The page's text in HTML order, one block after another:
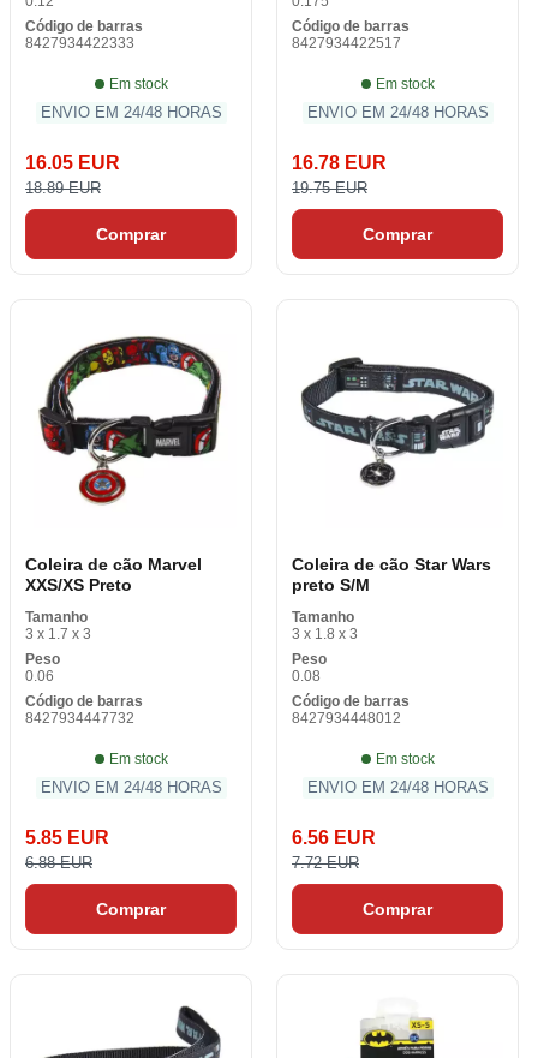
Código de barras
8427934422333
Em stock
ENVIO EM 24/48 HORAS
16.05 EUR
18.89 EUR
Comprar
Código de barras
8427934422517
Em stock
ENVIO EM 24/48 HORAS
16.78 EUR
19.75 EUR
Comprar
Coleira de cão Marvel
XXS/XS Preto
Tamanho
3 x 1.7 x 3
Peso
0.06
Código de barras
8427934447732
Em stock
ENVIO EM 24/48 HORAS
5.85 EUR
6.88 EUR
Comprar
Coleira de cão Star Wars
preto S/M
Tamanho
3 x 1.8 x 3
Peso
0.08
Código de barras
8427934448012
Em stock
ENVIO EM 24/48 HORAS
6.56 EUR
7.72 EUR
Comprar